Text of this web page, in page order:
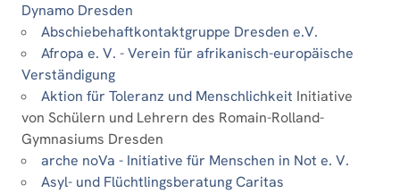
Dynamo Dresden
Abschiebehaftkontaktgruppe Dresden e.V.
Afropa e. V. - Verein für afrikanisch-europäische
Verständigung
Aktion für Toleranz und Menschlichkeit Initiative
von Schülern und Lehrern des Romain-Rolland-
Gymnasiums Dresden
arche noVa - Initiative für Menschen in Not e. V.
Asyl- und Flüchtlingsberatung Caritas